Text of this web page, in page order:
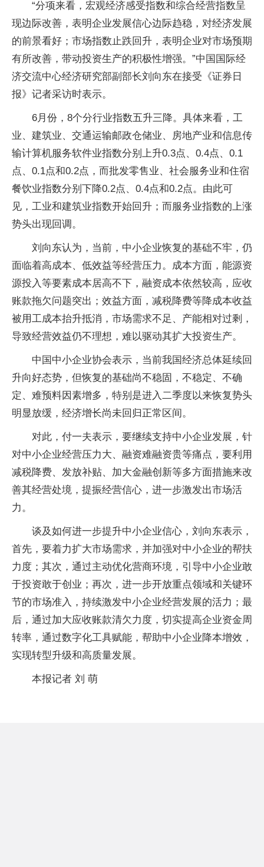
“分项来看，宏观经济感受指数和综合经营指数呈
现边际改善，表明企业发展信心边际趋稳，对经济发展
的前景看好；市场指数止跌回升，表明企业对市场预期
有所改善，带动投资生产的积极性增强。”中国国际经
济交流中心经济研究部副部长刘向东在接受《证券日
报》记者采访时表示。
6月份，8个分行业指数五升三降。具体来看，工
业、建筑业、交通运输邮政仓储业、房地产业和信息传
输计算机服务软件业指数分别上升0.3点、0.4点、0.1
点、0.1点和0.2点，而批发零售业、社会服务业和住宿
餐饮业指数分别下降0.2点、0.4点和0.2点。由此可
见，工业和建筑业指数开始回升；而服务业指数的上涨
势头出现回调。
刘向东认为，当前，中小企业恢复的基础不牢，仍
面临着高成本、低效益等经营压力。成本方面，能源资
源投入等要素成本居高不下，融资成本依然较高，应收
账款拖欠问题突出；效益方面，减税降费等降成本收益
被用工成本抬升抵消，市场需求不足、产能相对过剩，
导致经营效益仍不理想，难以驱动其扩大投资生产。
中国中小企业协会表示，当前我国经济总体延续回
升向好态势，但恢复的基础尚不稳固，不稳定、不确
定、难预料因素增多，特别是进入二季度以来恢复势头
明显放缓，经济增长尚未回归正常区间。
对此，付一夫表示，要继续支持中小企业发展，针
对中小企业经营压力大、融资难融资贵等痛点，要利用
减税降费、发放补贴、加大金融创新等多方面措施来改
善其经营处境，提振经营信心，进一步激发出市场活
力。
谈及如何进一步提升中小企业信心，刘向东表示，
首先，要着力扩大市场需求，并加强对中小企业的帮扶
力度；其次，通过主动优化营商环境，引导中小企业敢
于投资敢于创业；再次，进一步开放重点领域和关键环
节的市场准入，持续激发中小企业经营发展的活力；最
后，通过加大应收账款清欠力度，切实提高企业资金周
转率，通过数字化工具赋能，帮助中小企业降本增效，
实现转型升级和高质量发展。
本报记者 刘 萌